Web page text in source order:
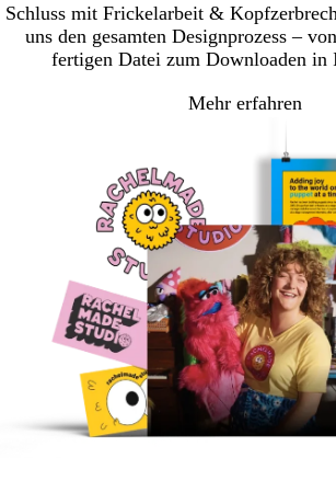
Schluss mit Frickelarbeit &
uns den gesamten Designprozess –
fertigen Datei zum Downloaden in
Mehr erfahren